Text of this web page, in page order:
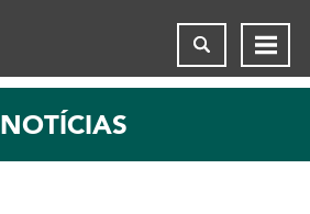
NOTÍCIAS